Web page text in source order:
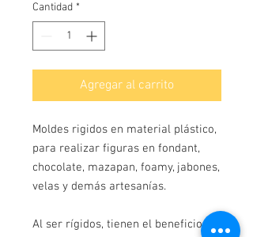
Cantidad *
Agregar al carrito
Moldes rigidos en material plástico,
para realizar figuras en fondant,
chocolate, mazapan, foamy, jabones,
velas y demás artesanías.
Al ser rígidos, tienen el beneficio de